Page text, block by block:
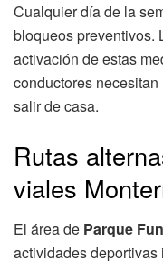
Cualquier día de la
bloqueos preventivos.
activación de estas
conductores
salir de casa.
Rutas
viales
El área de Parque
actividades